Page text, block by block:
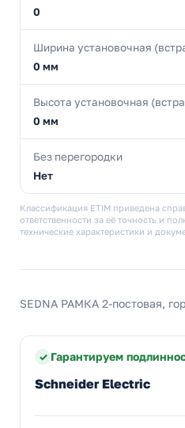
0
Ширина установочная
0 мм
Высота установочная
0 мм
Без перегородки
Нет
Классификация ETIM приведена
ответственности за её точность и
технические характеристики и
SEDNA РАМКА 2-постовая,
Гарантируем
Schneider Electric